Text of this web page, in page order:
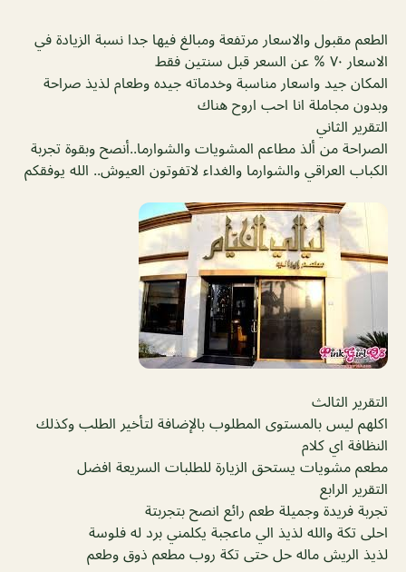
الطعم مقبول والاسعار مرتفعة ومبالغ فيها جدا نسبة الزيادة في
الاسعار ٧٠ % عن السعر قبل سنتين فقط
المكان جيد واسعار مناسبة وخدماته جيده وطعام لذيذ صراحة
وبدون مجاملة انا احب اروح هناك
التقرير الثاني
الصراحة من ألذ مطاعم المشويات والشوارما..أنصح وبقوة تجربة
الكباب العراقي والشوارما والغداء لاتفوتون العيوش.. الله يوفقكم
التقرير الثالث
اكلهم ليس بالمستوى المطلوب بالإضافة لتأخير الطلب وكذلك
النظافة اي كلام
مطعم مشويات يستحق الزيارة للطلبات السريعة افضل
التقرير الرابع
تجربة فريدة وجميلة طعم رائع انصح بتجربتة
احلى تكة والله لذيذ الي ماعجبة يكلمني برد له فلوسة
لذيذ الريش ماله حل حتى تكة روب مطعم ذوق وطعم